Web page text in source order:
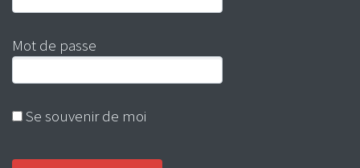
Mot de passe
Se souvenir de moi